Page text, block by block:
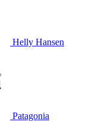
Helly Hansen
Patagonia